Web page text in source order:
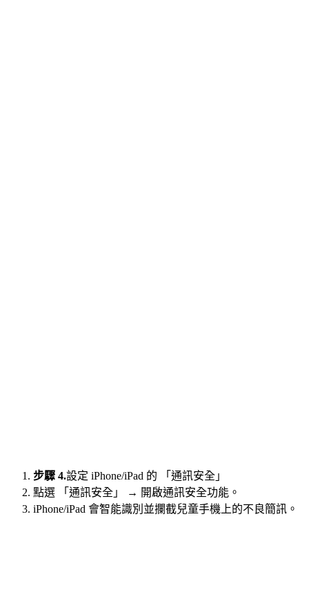
步驟 4.設定 iPhone/iPad 的 「通訊安全」
點選 「通訊安全」 → 開啟通訊安全功能。
iPhone/iPad 會智能識別並攔截兒童手機上的不良簡訊。